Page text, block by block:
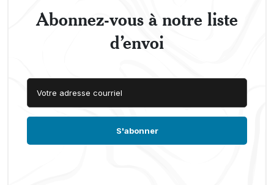
Abonnez-vous à notre liste
d’envoi